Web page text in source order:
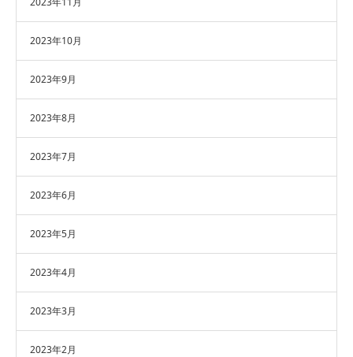
2023年10月
2023年9月
2023年8月
2023年7月
2023年6月
2023年5月
2023年4月
2023年3月
2023年2月